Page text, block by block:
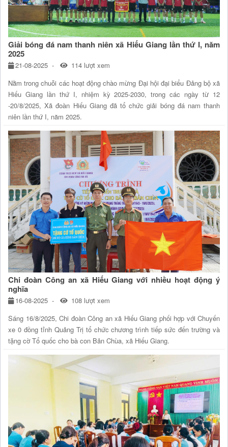
Giải bóng đá nam thanh niên xã Hiếu Giang lần thứ I, năm
2025
21-08-2025
114 lượt xem
Nằm trong chuỗi các hoạt động chào mừng Đại hội đại biểu Đảng bộ xã
Hiếu Giang lần thứ I, nhiệm kỳ 2025-2030, trong các ngày từ 12
-20/8/2025, Xã đoàn Hiếu Giang đã tổ chức giải bóng đá nam thanh
niên lần thứ I, năm 2025.
Chi đoàn Công an xã Hiếu Giang với nhiều hoạt động ý
nghĩa
16-08-2025
108 lượt xem
Sáng 16/8/2025, Chi đoàn Công an xã Hiếu Giang phối hợp với Chuyến
xe 0 đồng tỉnh Quảng Trị tổ chức chương trình tiếp sức đến trường và
tặng cờ Tổ quốc cho bà con Bản Chùa, xã Hiếu Giang.